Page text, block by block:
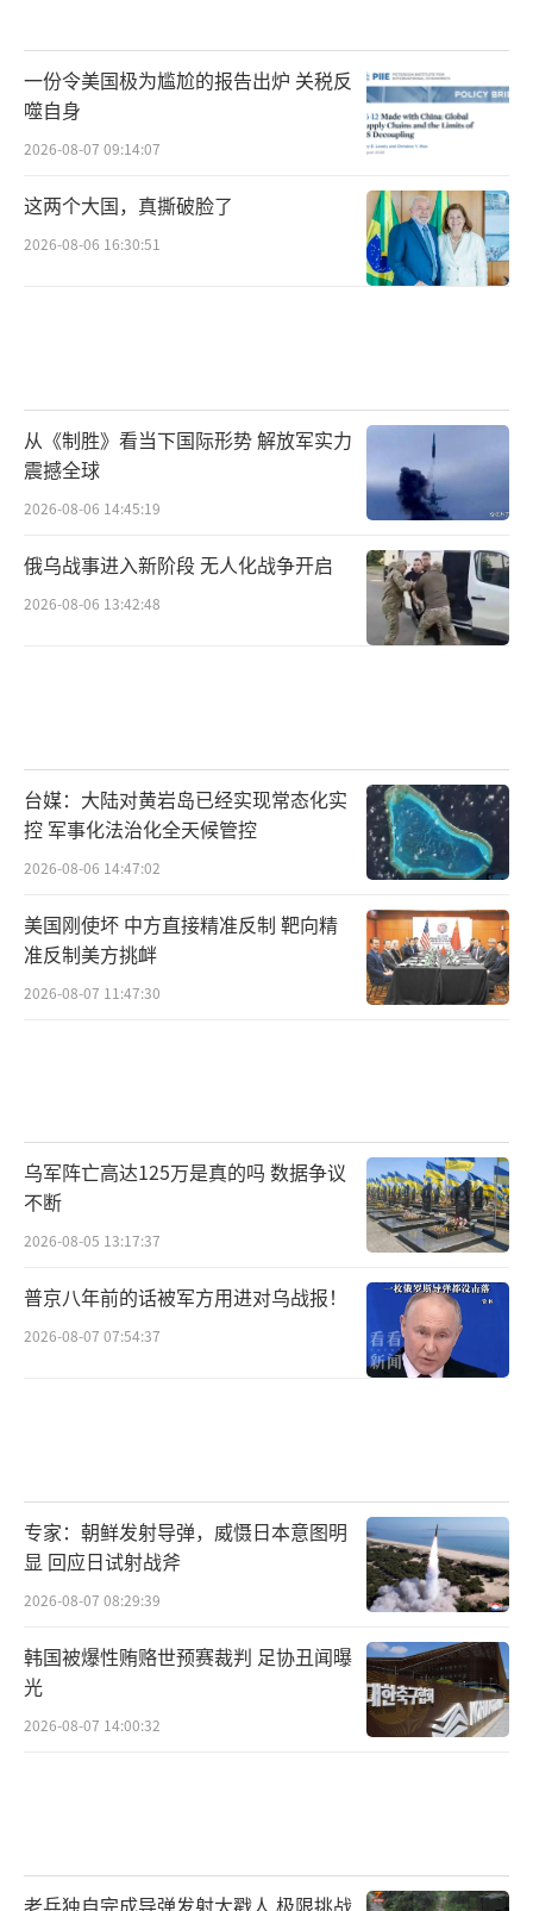
一份令美国极为尴尬的报告出炉 关税反
噬自身
2026-08-07 09:14:07
这两个大国，真撕破脸了
2026-08-06 16:30:51
从《制胜》看当下国际形势 解放军实力
震撼全球
2026-08-06 14:45:19
俄乌战事进入新阶段 无人化战争开启
2026-08-06 13:42:48
台媒：大陆对黄岩岛已经实现常态化实
控 军事化法治化全天候管控
2026-08-06 14:47:02
美国刚使坏 中方直接精准反制 靶向精
准反制美方挑衅
2026-08-07 11:47:30
乌军阵亡高达125万是真的吗 数据争议
不断
2026-08-05 13:17:37
普京八年前的话被军方用进对乌战报！
2026-08-07 07:54:37
专家：朝鲜发射导弹，威慑日本意图明
显 回应日试射战斧
2026-08-07 08:29:39
韩国被爆性贿赂世预赛裁判 足协丑闻曝
光
2026-08-07 14:00:32
老兵独自完成导弹发射太戳人 极限挑战